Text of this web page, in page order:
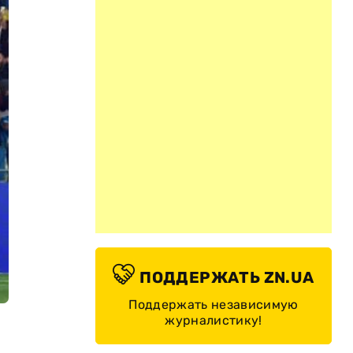
ПОДДЕРЖАТЬ ZN.UA
Поддержать независимую
журналистику!